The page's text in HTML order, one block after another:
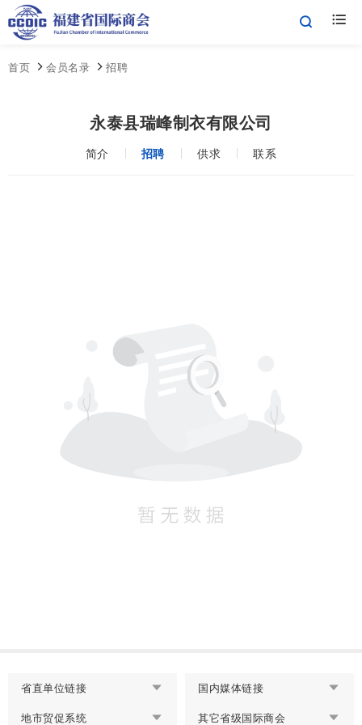
首页 会员名录 招聘
永泰县瑞峰制衣有限公司
简介 招聘 供求 联系
省直单位链接 国内媒体链接
地市贸促系统 其它省级国际商会